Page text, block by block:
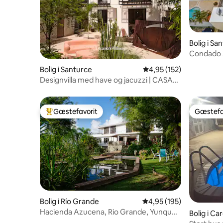
Bolig i Santurce 4,95 ud af 5 i
4,95 (152)
Designvilla med have og jacuzzi | CASA
Bolig i
Condado
Bedste gæstefavorit
Gæstefavorit
Bolig i Río Grande 4,95 ud af 5 i
4,95 (195)
Hacienda Azucena, Rio Grande, Yunque
Bolig i